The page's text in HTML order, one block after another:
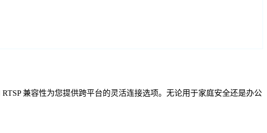
兼容性为您提供跨平台的灵活连接选项。无论用于家庭安全还是办公